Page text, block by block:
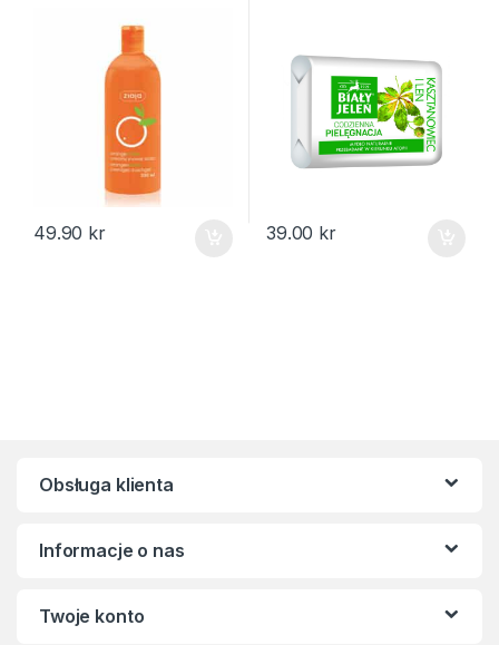
49.90 kr 39.00 kr
Obsługa klienta
Informacje o nas
Twoje konto